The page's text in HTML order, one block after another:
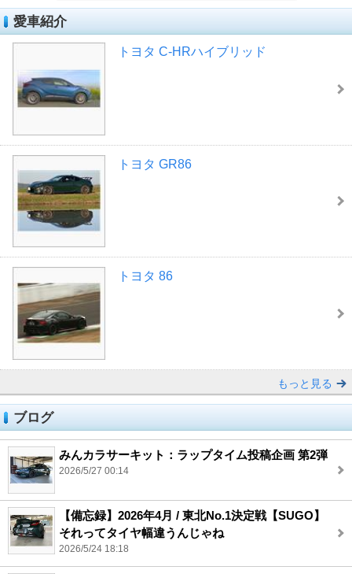
愛車紹介
トヨタ C-HRハイブリッド
トヨタ GR86
トヨタ 86
もっと見る
ブログ
みんカラサーキット：ラップタイム投稿企画 第2弾
2026/5/27 00:14
【備忘録】2026年4月 / 東北No.1決定戦【SUGO】
それってタイヤ幅違うんじゃね
2026/5/24 18:18